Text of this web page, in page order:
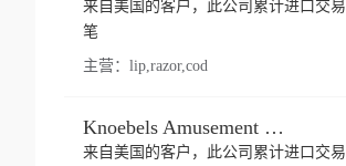
来自美国的客户，此公司累计进口交易
笔
主营： lip,razor,cod
Knoebels Amusement Resort
来自美国的客户，此公司累计进口交易